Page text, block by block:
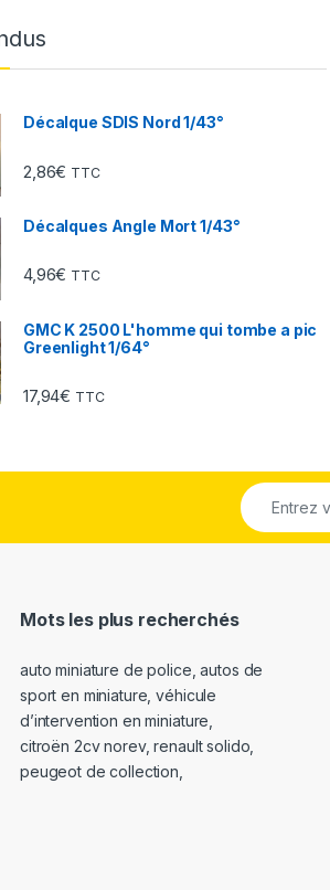
Décalque SDIS Nord 1/43°
2,86€ TTC
Décalques Angle Mort 1/43°
4,96€ TTC
GMC K 2500 L'homme qui tombe a pic
Greenlight 1/64°
17,94€ TTC
Mots les plus recherchés
auto miniature de police,autos de
sport en miniature,véhicule
d’intervention en miniature,
citroën 2cv norev,renault solido,
peugeot de collection,